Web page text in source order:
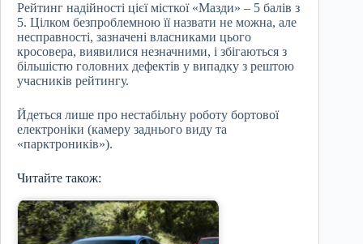
Рейтинг надійності цієї місткої «Мазди» – 5 балів з
5. Цілком безпроблемною її назвати не можна, але
несправності, зазначені власниками цього
кросовера, виявилися незначними, і збігаються з
більшістю головних дефектів у випадку з рештою
учасників рейтингу.
Йдеться лише про нестабільну роботу бортової
електроніки (камеру заднього виду та
«парктроників»).
Читайте також: